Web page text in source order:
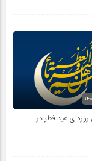
ی عید فطر در